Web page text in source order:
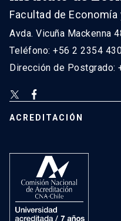
Facultad de
Avda. Vicuña Mackenna
Teléfono: +56 2 2354
Dirección de Postgrado:
ACREDITACIÓN